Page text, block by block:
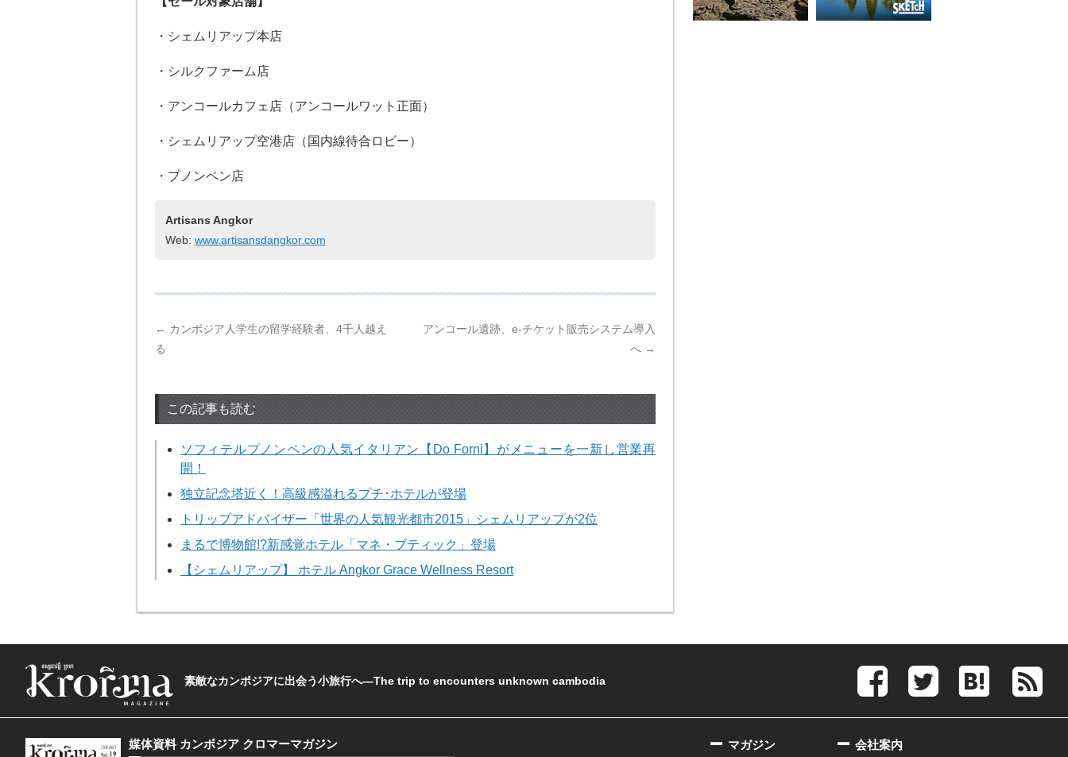
・シェムリアップ本店
・シルクファーム店
・アンコールカフェ店（アンコールワット正面）
・シェムリアップ空港店（国内線待合ロビー）
・プノンペン店
Artisans Angkor
Web: www.artisansdangkor.com
← カンボジア人学生の留学経験者、4千人越え
る
アンコール遺跡、e-チケット販売システム導入
へ →
この記事も読む
ソフィテルプノンペンの人気イタリアン【Do Forni】がメニューを一新し営業再
開！
独立記念塔近く！高級感溢れるプチ･ホテルが登場
トリップアドバイザー「世界の人気観光都市2015」シェムリアップが2位
まるで博物館!?新感覚ホテル「マネ・ブティック」登場
【シェムリアップ】 ホテル Angkor Grace Wellness Resort
素敵なカンボジアに出会う小旅行へ―The trip to encounters unknown cambodia
媒体資料 カンボジア クロマーマガジン 会社案内
マガジン